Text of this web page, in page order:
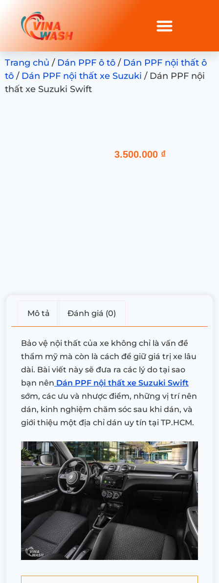
Trang chủ / Dán PPF ô tô / Dán PPF nội thất ô
tô / Dán PPF nội thất xe Suzuki / Dán PPF nội
thất xe Suzuki Swift
3.500.000 ₫
Mô tả Đánh giá (0)
Bảo vệ nội thất của xe không chỉ là vấn đề
thẩm mỹ mà còn là cách để giữ giá trị xe lâu
dài. Bài viết này sẽ đưa ra các lý do tại sao
bạn nên Dán PPF nội thất xe Suzuki Swift
sớm, các ưu và nhược điểm, những vị trí nên
dán, kinh nghiệm chăm sóc sau khi dán, và
giới thiệu một địa chỉ dán uy tín tại TP.HCM.